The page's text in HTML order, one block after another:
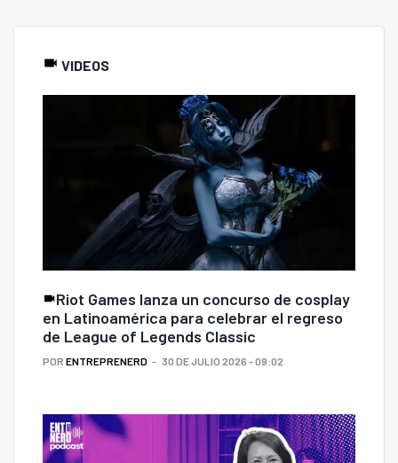
VIDEOS
Riot Games lanza un concurso de cosplay
en Latinoamérica para celebrar el regreso
de League of Legends Classic
POR ENTREPRENERD 30 DE JULIO 2026 - 09:02